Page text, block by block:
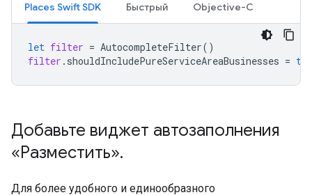
Places Swift SDK Быстрый Objective-C
let filter = AutocompleteFilter()
filter . shouldIncludePureServiceAreaBusinesses =
Добавьте виджет автозаполнения
«Разместить».
Для более удобного и единообразного